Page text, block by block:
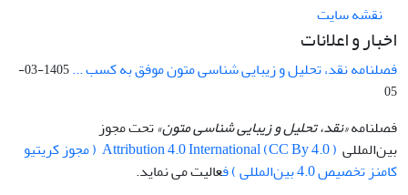
نقشه سایت
اخبار و اعلانات
فصلنامه نقد، تحلیل و زیبایی شناسی متون موفق به کسب ...
1405-03-
05
فصلنامه«نقد، تحلیل و زیبایی شناسی متون»تحت مجوز
بین‌المللی
Attribution 4.0 International (CC By 4.0 ) ( مجوز کریتیو
کامنز تخصیص 4.0 بین‌المللی ) ف
عالیت می نماید.